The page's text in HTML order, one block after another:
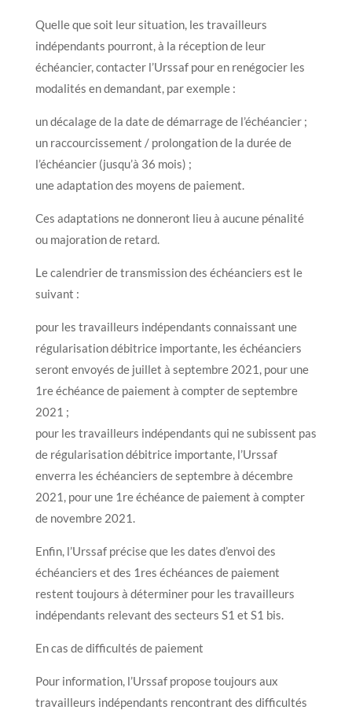
Quelle que soit leur situation, les travailleurs
indépendants pourront, à la réception de leur
échéancier, contacter l’Urssaf pour en renégocier les
modalités en demandant, par exemple :
un décalage de la date de démarrage de l’échéancier ;
un raccourcissement / prolongation de la durée de
l’échéancier (jusqu’à 36 mois) ;
une adaptation des moyens de paiement.
Ces adaptations ne donneront lieu à aucune pénalité
ou majoration de retard.
Le calendrier de transmission des échéanciers est le
suivant :
pour les travailleurs indépendants connaissant une
régularisation débitrice importante, les échéanciers
seront envoyés de juillet à septembre 2021, pour une
1re échéance de paiement à compter de septembre
2021 ;
pour les travailleurs indépendants qui ne subissent pas
de régularisation débitrice importante, l’Urssaf
enverra les échéanciers de septembre à décembre
2021, pour une 1re échéance de paiement à compter
de novembre 2021.
Enfin, l’Urssaf précise que les dates d’envoi des
échéanciers et des 1res échéances de paiement
restent toujours à déterminer pour les travailleurs
indépendants relevant des secteurs S1 et S1 bis.
En cas de difficultés de paiement
Pour information, l’Urssaf propose toujours aux
travailleurs indépendants rencontrant des difficultés